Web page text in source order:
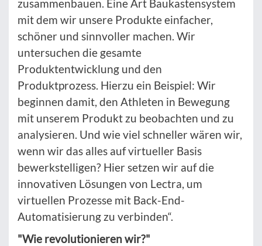
zusammenbauen. Eine Art Baukastensystem
mit dem wir unsere Produkte einfacher,
schöner und sinnvoller machen. Wir
untersuchen die gesamte
Produktentwicklung und den
Produktprozess. Hierzu ein Beispiel: Wir
beginnen damit, den Athleten in Bewegung
mit unserem Produkt zu beobachten und zu
analysieren. Und wie viel schneller wären wir,
wenn wir das alles auf virtueller Basis
bewerkstelligen? Hier setzen wir auf die
innovativen Lösungen von Lectra, um
virtuellen Prozesse mit Back-End-
Automatisierung zu verbinden“.
"Wie revolutionieren wir?"